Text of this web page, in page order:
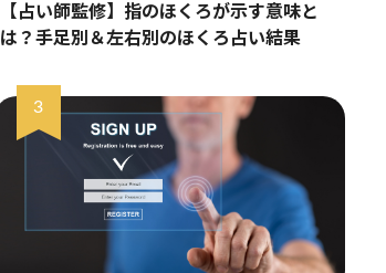
【占い師監修】指のほくろが示す意味と
は？手足別＆左右別のほくろ占い結果